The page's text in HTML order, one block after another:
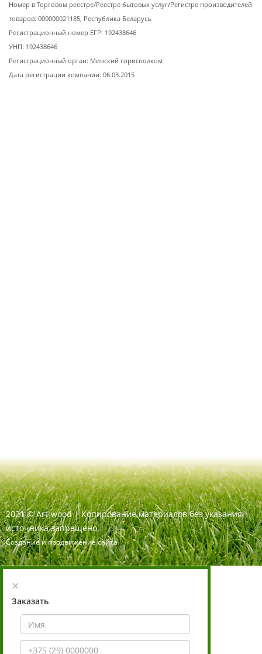
Номер в Торговом реестре/Реестре бытовых услуг/Регистре производителей
товаров: 000000021185, Республика Беларусь
Регистрационный номер ЕГР: 192438646
УНП: 192438646
Регистрационный орган: Минский горисполком
Дата регистрации компании: 06.03.2015
2021 ©Art-wood |Копирование материалов без указания
источника запрещено.
Создание и продвижение сайта
×
Заказать